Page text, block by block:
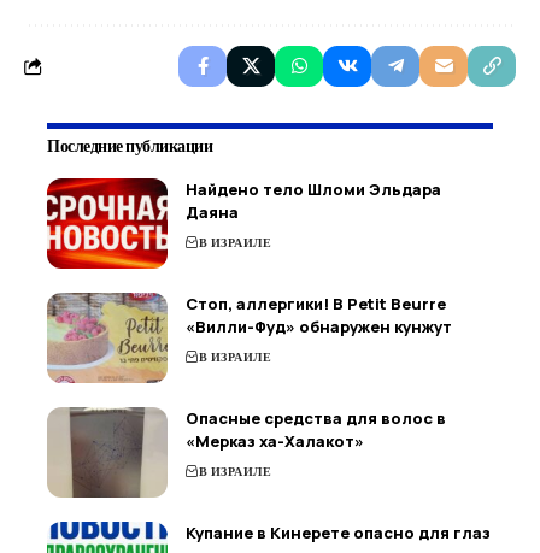
Последние публикации
Найдено тело Шломи Эльдара
Даяна
В ИЗРАИЛЕ
Стоп, аллергики! В Petit Beurre
«Вилли-Фуд» обнаружен кунжут
В ИЗРАИЛЕ
Опасные средства для волос в
«Мерказ ха-Халакот»
В ИЗРАИЛЕ
Купание в Кинерете опасно для глаз